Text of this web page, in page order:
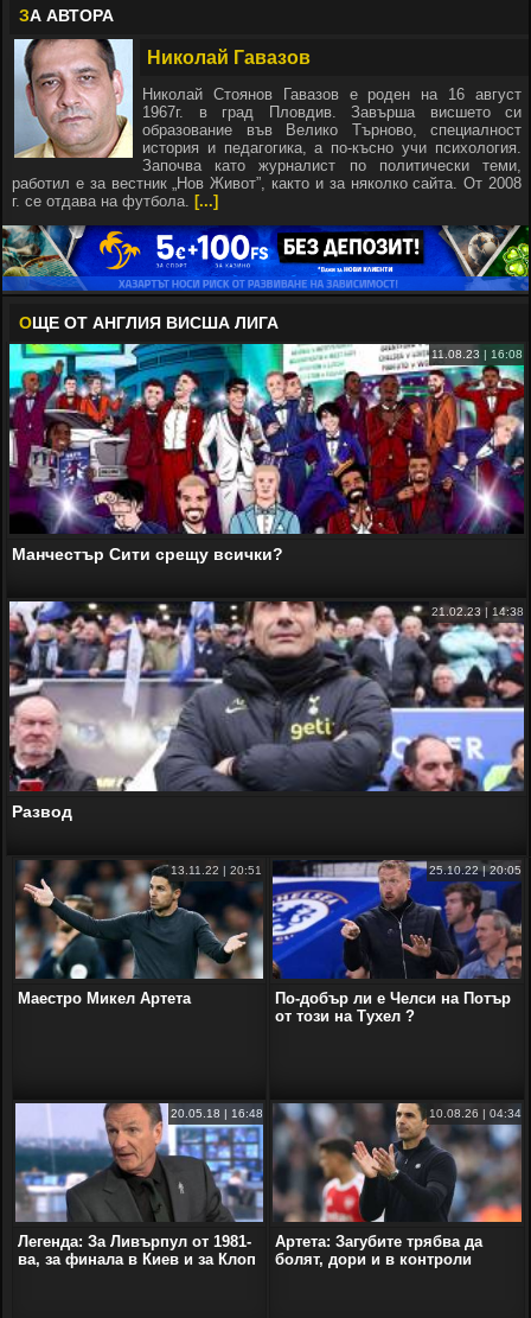
ЗА АВТОРА
Николай Гавазов
Николай Стоянов Гавазов е роден на 16 август
1967г. в град Пловдив. Завърша висшето си
образование във Велико Търново, специалност
история и педагогика, а по-късно учи психология.
Започва като журналист по политически теми,
работил е за вестник „Нов Живот”, както и за няколко сайта. От 2008
г. се отдава на футбола. [...]
ОЩЕ ОТ АНГЛИЯ ВИСША ЛИГА
11.08.23 | 16:08
Манчестър Сити срещу всички?
21.02.23 | 14:38
Развод
13.11.22 | 20:51
Маестро Микел Артета
25.10.22 | 20:05
По-добър ли е Челси на Потър
от този на Тухел ?
20.05.18 | 16:48
Легенда: За Ливърпул от 1981-
ва, за финала в Киев и за Клоп
10.08.26 | 04:34
Артета: Загубите трябва да
болят, дори и в контроли